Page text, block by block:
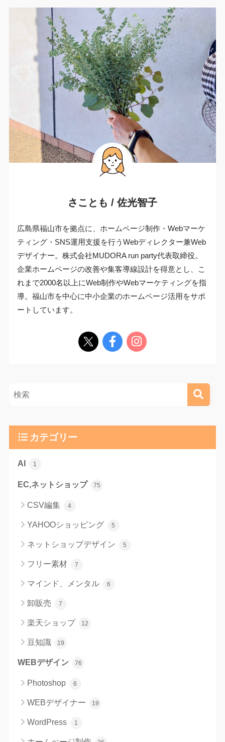
さことも / 佐光智子
広島県福山市を拠点に、ホームページ制作・Webマーケ
ティング・SNS運用支援を行うWebディレクター兼Web
デザイナー。株式会社MUDORA run party代表取締役。
企業ホームページの改善や集客導線設計を得意とし、こ
れまで2000名以上にWeb制作やWebマーケティングを指
導。福山市を中心に中小企業のホームページ活用をサポ
ートしています。
カテゴリー
AI 1
EC,ネットショップ 75
CSV編集 4
YAHOOショッピング 5
ネットショップデザイン 5
フリー素材 7
マインド、メンタル 6
卸販売 7
楽天ショップ 12
豆知識 19
WEBデザイン 76
Photoshop 6
WEBデザイナー 19
WordPress 1